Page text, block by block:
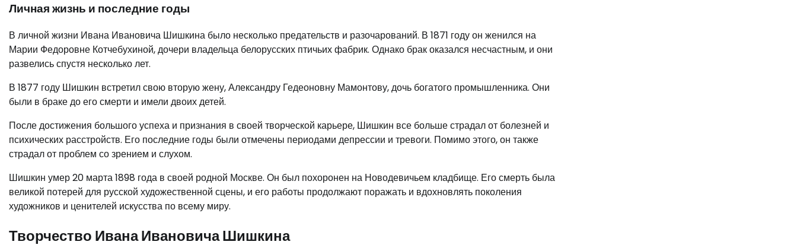
Личная жизнь и последние годы
В личной жизни Ивана Ивановича Шишкина было несколько предательств и разочарований. В 1871 году он женился на
Марии Федоровне Котчебухиной, дочери владельца белорусских птичьих фабрик. Однако брак оказался несчастным, и они
развелись спустя несколько лет.
В 1877 году Шишкин встретил свою вторую жену, Александру Гедеоновну Мамонтову, дочь богатого промышленника. Они
были в браке до его смерти и имели двоих детей.
После достижения большого успеха и признания в своей творческой карьере, Шишкин все больше страдал от болезней и
психических расстройств. Его последние годы были отмечены периодами депрессии и тревоги. Помимо этого, он также
страдал от проблем со зрением и слухом.
Шишкин умер 20 марта 1898 года в своей родной Москве. Он был похоронен на Новодевичьем кладбище. Его смерть была
великой потерей для русской художественной сцены, и его работы продолжают поражать и вдохновлять поколения
художников и ценителей искусства по всему миру.
Творчество Ивана Ивановича Шишкина